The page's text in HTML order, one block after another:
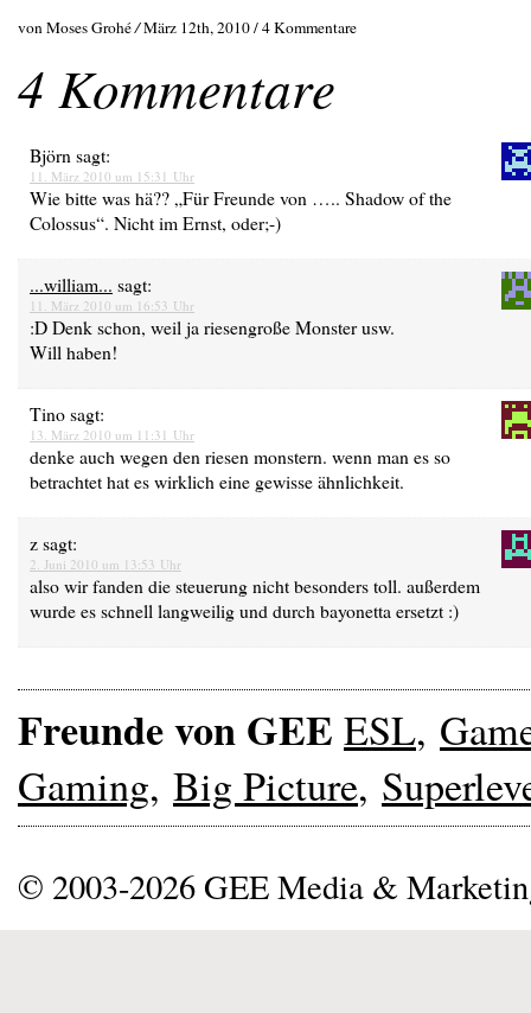
von Moses Grohé/März 12th, 2010 /4 Kommentare
4 Kommentare
Björn sagt:
11. März 2010 um 15:31 Uhr
Wie bitte was hä?? „Für Freunde von ….. Shadow of the
Colossus“. Nicht im Ernst, oder;-)
...william... sagt:
11. März 2010 um 16:53 Uhr
:D Denk schon, weil ja riesengroße Monster usw.
Will haben!
Tinosagt:
13. März 2010 um 11:31 Uhr
denke auch wegen den riesen monstern. wenn man es so
betrachtet hat es wirklich eine gewisse ähnlichkeit.
zsagt:
2. Juni 2010 um 13:53 Uhr
also wir fanden die steuerung nicht besonders toll. außerdem
wurde es schnell langweilig und durch bayonetta ersetzt :)
Freunde von GEE ESL,
Gaming, Big Picture,
© 2003-2026 GEE Media &